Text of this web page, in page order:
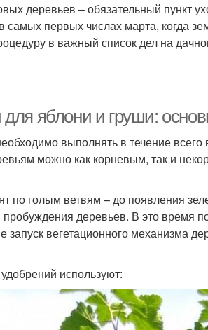
деревьев – обязательный пункт
первых числах марта, когда
в важный список дел на
яблони и груши:
выполнять в течение всего
можно как корневым, так и
по голым ветвям – до появления
пробуждения деревьев. В это время
вегетационного механизма
используют: